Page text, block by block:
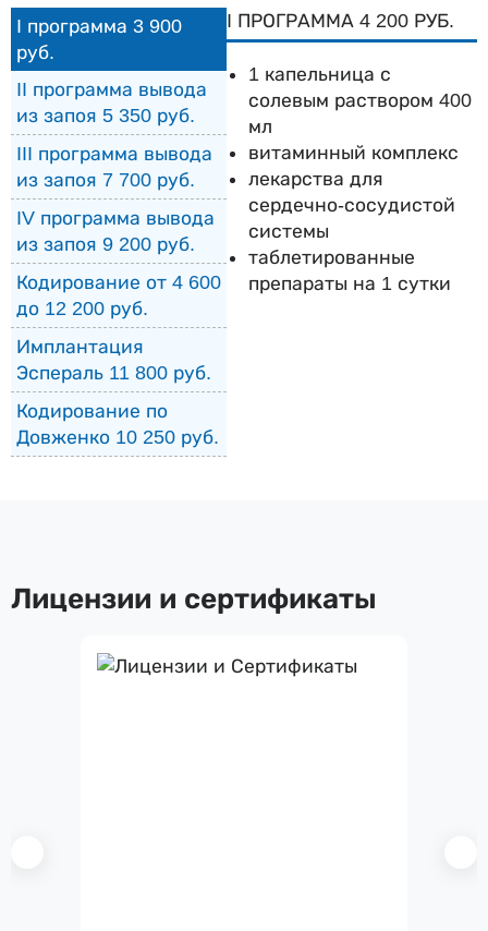
I программа 3 900
руб.
II программа вывода
из запоя 5 350 руб.
III программа вывода
из запоя 7 700 руб.
IV программа вывода
из запоя 9 200 руб.
Кодирование от 4 600
до 12 200 руб.
Имплантация
Эспераль 11 800 руб.
Кодирование по
Довженко 10 250 руб.
I ПРОГРАММА 4 200 РУБ.
1 капельница с
солевым раствором 400
мл
витаминный комплекс
лекарства для
сердечно-сосудистой
системы
таблетированные
препараты на 1 сутки
Лицензии и сертификаты